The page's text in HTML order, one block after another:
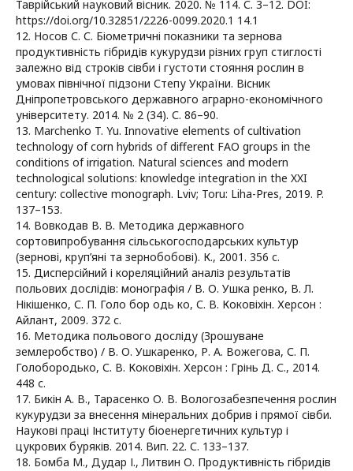
Таврійський науковий вісник. 2020. № 114. С. 3–12. DOI:
https://doi.org/10.32851/2226-0099.2020.1 14.1
12. Носов С. С. Біометричні показники та зернова
продуктивність гібридів кукурудзи різних груп стиглості
залежно від строків сівби і густоти стояння рослин в
умовах північної підзони Степу України. Вісник
Дніпропетровського державного аграрно-економічного
університету. 2014. № 2 (34). С. 86–90.
13. Marchenko T. Yu. Innovative elements of cultivation
technology of corn hybrids of different FAO groups in the
conditions of irrigation. Natural sciences and modern
technological solutions: knowledge integration in the XXI
century: collective monograph. Lviv; Toru: Liha-Pres, 2019. P.
137–153.
14. Вовкодав В. В. Методика державного
сортовипробування сільськогосподарських культур
(зернові, круп’яні та зернобобові). К., 2001. 356 c.
15. Дисперсійний і кореляційний аналіз результатів
польових дослідів: монографія / В. О. Ушка ренко, В. Л.
Нікішенко, С. П. Голо бор одь ко, С. В. Коковіхін. Херсон :
Айлант, 2009. 372 с.
16. Методика польового досліду (Зрошуване
землеробство) / В. О. Ушкаренко, Р. А. Вожегова, С. П.
Голобородько, С. В. Коковіхін. Херсон : Грінь Д. С., 2014.
448 с.
17. Бикін А. В., Тарасенко О. В. Вологозабезпечення рослин
кукурудзи за внесення мінеральних добрив і прямої сівби.
Наукові праці Інституту біоенергетичних культур і
цукрових буряків. 2014. Вип. 22. С. 133–137.
18. Бомба М., Дудар І., Литвин О. Продуктивність гібридів